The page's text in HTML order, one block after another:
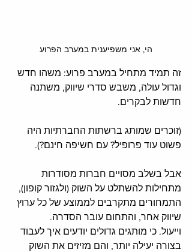
הי, אני משפיענית במערב הפרוע
זה תמיד מתחיל במערב פרוע: משהו חדש
וגדול עולה, משבש סדרי שיווק, משתנה
חדשות לבקרים.
(זוכרים שמותג ברשתות החברתיות היה
פשוט עוד פרופיל? עם חשיפה חינם?).
אבל בשלב מסויים חברות מסודרות
מתחילות להשתלט על השוק (ולגזור קופון),
התמחורים מתקרבים לממוצע של כל ערוץ
שיווק אחר, והתחום עובר הסדרה.
וייעול. כי מותגים גדולים יודעים איך לעבוד
בצורה יעילה יותר, והם מזיזים את השוק